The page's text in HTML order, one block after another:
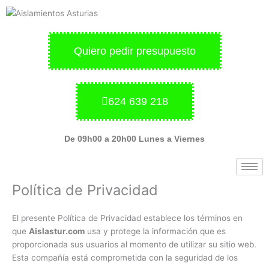
Quiero pedir presupuesto
624 639 218
De 09h00 a 20h00 Lunes a Viernes
Política de Privacidad
El presente Política de Privacidad establece los términos en
que Aislastur.com usa y protege la información que es
proporcionada sus usuarios al momento de utilizar su sitio web.
Esta compañía está comprometida con la seguridad de los